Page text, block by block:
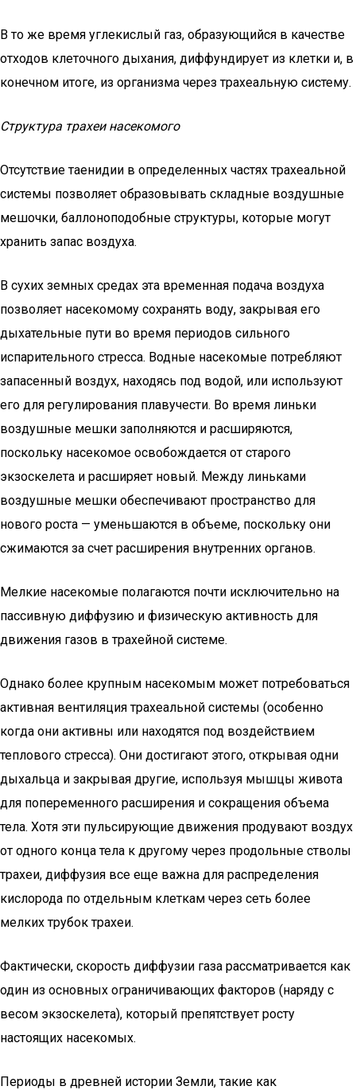
В то же время углекислый газ, образующийся в качестве
отходов клеточного дыхания, диффундирует из клетки и, в
конечном итоге, из организма через трахеальную систему.
Структура трахеи насекомого
Отсутствие таенидии в определенных частях трахеальной
системы позволяет образовывать складные воздушные
мешочки, баллоноподобные структуры, которые могут
хранить запас воздуха.
В сухих земных средах эта временная подача воздуха
позволяет насекомому сохранять воду, закрывая его
дыхательные пути во время периодов сильного
испарительного стресса. Водные насекомые потребляют
запасенный воздух, находясь под водой, или используют
его для регулирования плавучести. Во время линьки
воздушные мешки заполняются и расширяются,
поскольку насекомое освобождается от старого
экзоскелета и расширяет новый. Между линьками
воздушные мешки обеспечивают пространство для
нового роста — уменьшаются в объеме, поскольку они
сжимаются за счет расширения внутренних органов.
Мелкие насекомые полагаются почти исключительно на
пассивную диффузию и физическую активность для
движения газов в трахейной системе.
Однако более крупным насекомым может потребоваться
активная вентиляция трахеальной системы (особенно
когда они активны или находятся под воздействием
теплового стресса). Они достигают этого, открывая одни
дыхальца и закрывая другие, используя мышцы живота
для попеременного расширения и сокращения объема
тела. Хотя эти пульсирующие движения продувают воздух
от одного конца тела к другому через продольные стволы
трахеи, диффузия все еще важна для распределения
кислорода по отдельным клеткам через сеть более
мелких трубок трахеи.
Фактически, скорость диффузии газа рассматривается как
один из основных ограничивающих факторов (наряду с
весом экзоскелета), который препятствует росту
настоящих насекомых.
Периоды в древней истории Земли, такие как